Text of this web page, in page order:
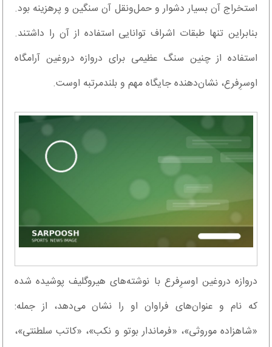
استخراج آن بسیار دشوار و حمل‌ونقل آن سنگین و پرهزینه بود.
بنابراین تنها طبقات اشراف توانایی استفاده از آن را داشتند.
استفاده از چنین سنگ عظیمی برای دروازه دروغین آرامگاه
اوسرِفرع، نشان‌دهنده جایگاه مهم و بلندمرتبه اوست.
دروازه دروغین اوسرِفرع با نوشته‌های هیروگلیف پوشیده شده
که نام و عنوان‌های فراوان او را نشان می‌دهد، از جمله:
«شاهزاده موروثی»، «فرماندار بوتو و نکب»، «کاتب سلطنتی»،